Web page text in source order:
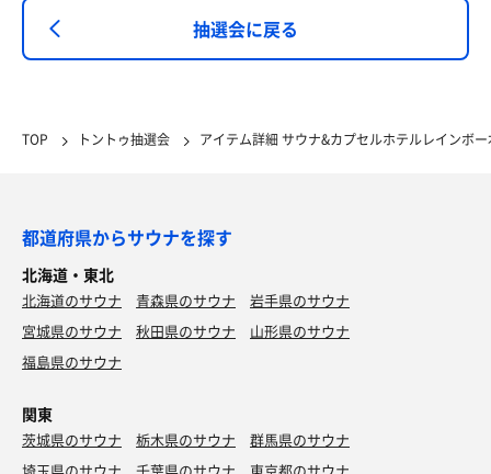
抽選会に戻る
TOP トントゥ抽選会 アイテム詳細 サウナ&カプセルホテルレインボ
都道府県からサウナを探す
北海道・東北
北海道のサウナ 青森県のサウナ
岩手県のサウナ
宮城県のサウナ
秋田県のサウナ
山形県のサウナ
福島県のサウナ
関東
茨城県のサウナ 栃木県のサウナ
群馬県のサウナ